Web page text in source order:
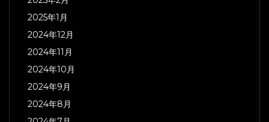
2025年1月
2024年12月
2024年11月
2024年10月
2024年9月
2024年8月